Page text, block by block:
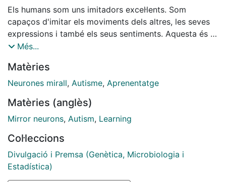
Els humans som uns imitadors excel·lents. Som
capaços d'imitar els moviments dels altres, les seves
expressions i també els seus sentiments. Aquesta és la
base de la literatura, la poesia, la música i el teatre,
ens fan vibrar com si allò que llegim, escoltem o veiem
ho estiguéssim vivint realment nosaltres, en un procés
[...].
Més...
Matèries
Neurones mirall, Autisme, Aprenentatge
Matèries (anglès)
Mirror neurons, Autism, Learning
Col·leccions
Divulgació i Premsa (Genètica, Microbiologia i
Estadística)